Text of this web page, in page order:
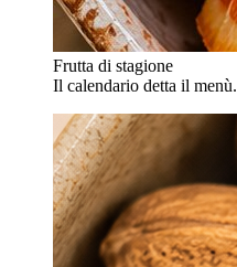
Frutta di stagione
Il calendario detta il menù.